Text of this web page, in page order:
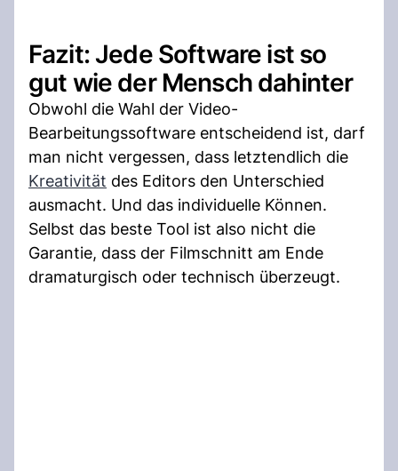
Fazit: Jede Software ist so
gut wie der Mensch dahinter
Obwohl die Wahl der Video-
Bearbeitungssoftware entscheidend ist, darf
man nicht vergessen, dass letztendlich die
Kreativität des Editors den Unterschied
ausmacht. Und das individuelle Können.
Selbst das beste Tool ist also nicht die
Garantie, dass der Filmschnitt am Ende
dramaturgisch oder technisch überzeugt.